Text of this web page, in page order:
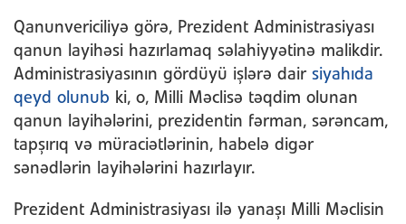
Qanunvericiliyə görə, Prezident Administrasiyası
qanun layihəsi hazırlamaq səlahiyyətinə malikdir.
Administrasiyasının gördüyü işlərə dair siyahıda
qeyd olunub ki, o, Milli Məclisə təqdim olunan
qanun layihələrini, prezidentin fərman, sərəncam,
tapşırıq və müraciətlərinin, habelə digər
sənədlərin layihələrini hazırlayır.
Prezident Administrasiyası ilə yanaşı Milli Məclisin